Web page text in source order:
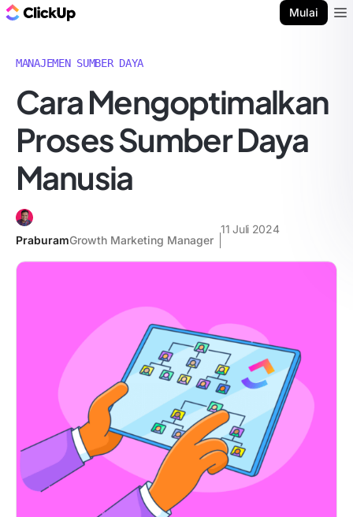
Mulai
MANAJEMEN SUMBER DAYA
Cara Mengoptimalkan
Proses Sumber Daya
Manusia
PraburamGrowth Marketing Manager
11 Juli 2024